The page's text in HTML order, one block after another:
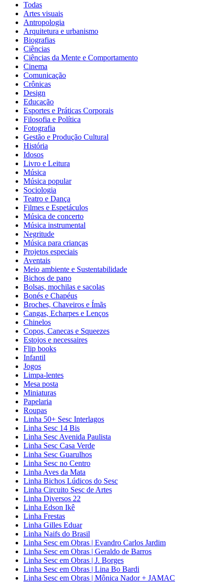
Todas
Artes visuais
Antropologia
Arquitetura e urbanismo
Biografias
Ciências
Ciências da Mente e Comportamento
Cinema
Comunicação
Crônicas
Design
Educação
Esportes e Práticas Corporais
Filosofia e Política
Fotografia
Gestão e Produção Cultural
História
Idosos
Livro e Leitura
Música
Música popular
Sociologia
Teatro e Dança
Filmes e Espetáculos
Música de concerto
Música instrumental
Negritude
Música para crianças
Projetos especiais
Aventais
Meio ambiente e Sustentabilidade
Bichos de pano
Bolsas, mochilas e sacolas
Bonés e Chapéus
Broches, Chaveiros e Ímãs
Cangas, Echarpes e Lenços
Chinelos
Copos, Canecas e Squeezes
Estojos e necessaires
Flip books
Infantil
Jogos
Limpa-lentes
Mesa posta
Miniaturas
Papelaria
Roupas
Linha 50+ Sesc Interlagos
Linha Sesc 14 Bis
Linha Sesc Avenida Paulista
Linha Sesc Casa Verde
Linha Sesc Guarulhos
Linha Sesc no Centro
Linha Aves da Mata
Linha Bichos Lúdicos do Sesc
Linha Circuito Sesc de Artes
Linha Diversos 22
Linha Edson Ikê
Linha Frestas
Linha Gilles Eduar
Linha Naifs do Brasil
Linha Sesc em Obras | Evandro Carlos Jardim
Linha Sesc em Obras | Geraldo de Barros
Linha Sesc em Obras | J. Borges
Linha Sesc em Obras | Lina Bo Bardi
Linha Sesc em Obras | Mônica Nador + JAMAC